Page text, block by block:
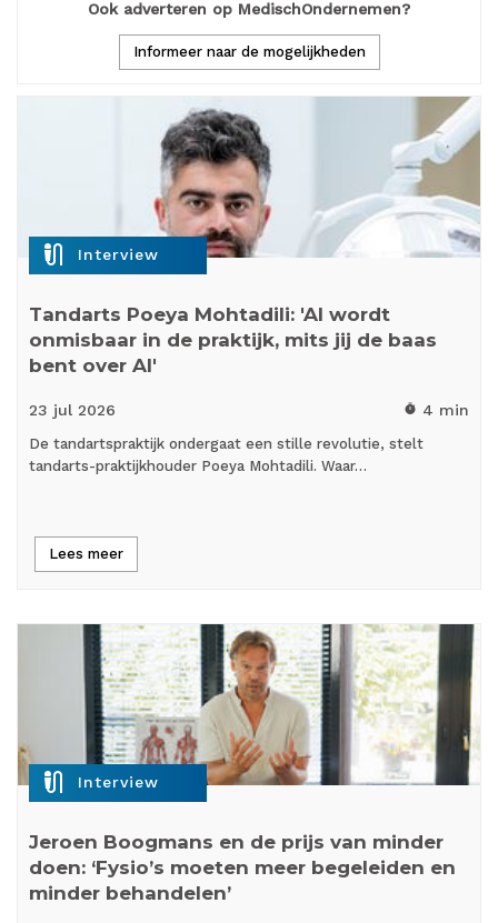
Ook adverteren op MedischOndernemen?
Informeer naar de mogelijkheden
mic_external_on Interview
Tandarts Poeya Mohtadili: 'AI wordt
onmisbaar in de praktijk, mits jij de baas
bent over AI'
23 jul 2026 timer 4 min
De tandartspraktijk ondergaat een stille revolutie, stelt
tandarts-praktijkhouder Poeya Mohtadili. Waar…
Lees meer
mic_external_on Interview
Jeroen Boogmans en de prijs van minder
doen: ‘Fysio’s moeten meer begeleiden en
minder behandelen’